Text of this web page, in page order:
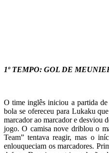
1º TEMPO: GOL DE
O time inglês iniciou a partida
bola se ofereceu para Lukaku
marcador ao marcador e desviou
jogo. O camisa nove driblou o
Team” tentava reagir, mas o
enlouqueciam os marcadores.